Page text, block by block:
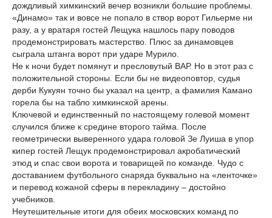
дождливый химкинский вечер возникли большие проблемы.
«Динамо» так и вовсе не попало в створ ворот Гильерме ни
разу, а у вратаря гостей Лещука нашлось пару поводов
продемонстрировать мастерство. Плюс за динамовцев
сыграла штанга ворот при ударе Мурило.
Не к ночи будет помянут и пресловутый ВАР. Но в этот раз с
положительной стороны. Если бы не видеоповтор, судья
дерби Кукуян точно бы указал на центр, а фамилия Камано
горела бы на табло химкинской арены.
Ключевой и единственный по настоящему голевой момент
случился ближе к средине второго тайма. После
геометрически выверенного удара головой Зе Луиша в упор
кипер гостей Лещук продемонстрировал акробатический
этюд и спас свои ворота и товарищей по команде. Чудо с
доставанием футбольного снаряда буквально на «ленточке»
и перевод кожаной сферы в перекладину – достойно
учебников.
Неутешительные итоги для обеих московских команд по